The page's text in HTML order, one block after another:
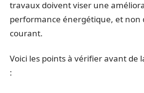
travaux doivent viser une
performance énergétique, et non
courant.
Voici les points à vérifier avant de
: